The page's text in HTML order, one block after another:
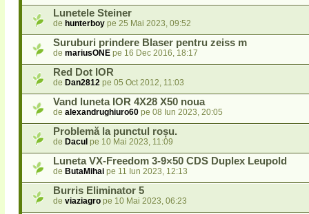
Lunetele Steiner
de hunterboy pe 25 Mai 2023, 09:52
Suruburi prindere Blaser pentru zeiss m
de mariusONE pe 16 Dec 2016, 18:17
Red Dot IOR
de Dan2812 pe 05 Oct 2012, 11:03
Vand luneta IOR 4X28 X50 noua
de alexandrughiuro60 pe 08 Iun 2023, 20:05
Problemă la punctul roșu.
de Dacul pe 10 Mai 2023, 11:09
Luneta VX-Freedom 3-9×50 CDS Duplex Leupold
de ButaMihai pe 11 Iun 2023, 12:13
Burris Eliminator 5
de viaziagro pe 10 Mai 2023, 06:23